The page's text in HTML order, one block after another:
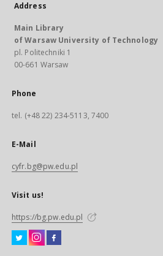
Address
Main Library
of Warsaw University of Technology
pl. Politechniki 1
00-661 Warsaw
Phone
tel. (+48 22) 234-5113, 7400
E-Mail
cyfr.bg@pw.edu.pl
Visit us!
https://bg.pw.edu.pl